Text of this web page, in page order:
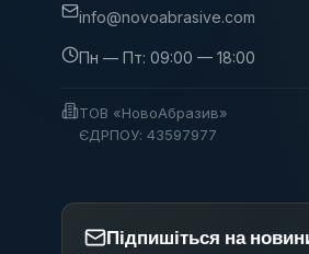
info@novoabrasive.com
Пн — Пт: 09:00 — 18:00
ТОВ «НовоАбразив»
ЄДРПОУ: 43597977
Підпишіться на